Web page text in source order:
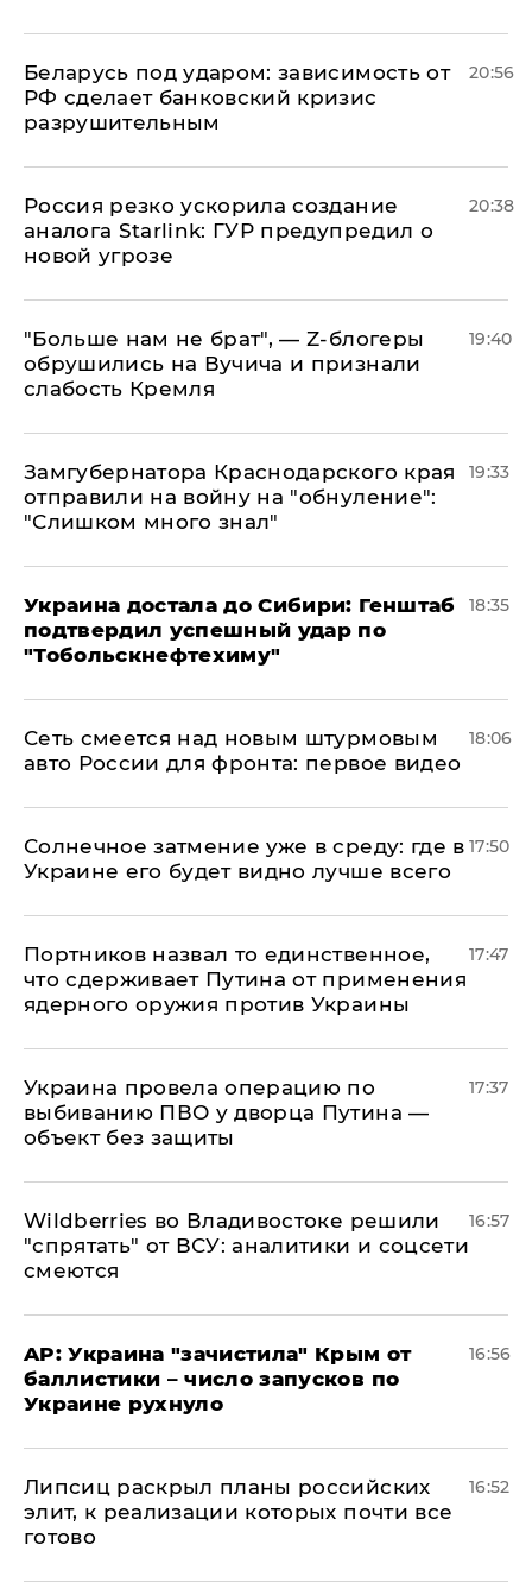
Беларусь под ударом: зависимость от
РФ сделает банковский кризис
разрушительным
20:56
​Россия резко ускорила создание
аналога Starlink: ГУР предупредил о
новой угрозе
20:38
​"Больше нам не брат", — Z-блогеры
обрушились на Вучича и признали
слабость Кремля
19:40
Замгубернатора Краснодарского края
отправили на войну на "обнуление":
"Слишком много знал"
19:33
Украина достала до Сибири: Генштаб
подтвердил успешный удар по
"Тобольскнефтехиму"
18:35
Сеть смеется над новым штурмовым
авто России для фронта: первое видео
18:06
​Солнечное затмение уже в среду: где в
Украине его будет видно лучше всего
17:50
Портников назвал то единственное,
что сдерживает Путина от применения
ядерного оружия против Украины
17:47
Украина провела операцию по
выбиванию ПВО у дворца Путина —
объект без защиты
17:37
Wildberries во Владивостоке решили
"спрятать" от ВСУ: аналитики и соцсети
смеются
16:57
AP: Украина "зачистила" Крым от
баллистики – число запусков по
Украине рухнуло
16:56
Липсиц раскрыл планы российских
элит, к реализации которых почти все
готово
16:52